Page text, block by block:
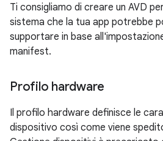
Ti consigliamo di creare un AVD
sistema che la tua app potrebbe
supportare in base
manifest.
Profilo hardware
Il profilo hardware definisce le
dispositivo così come viene